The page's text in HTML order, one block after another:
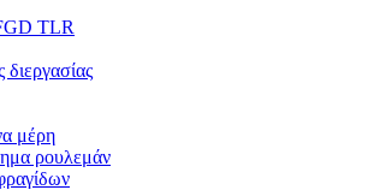
TLR
διεργασίας
μέρη
ρουλεμάν